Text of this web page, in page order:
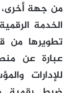
من جهة أخرى،
الخدمة
تطويرها من
عبارة عن
للإدارات